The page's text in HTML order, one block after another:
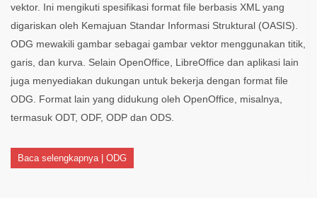
vektor. Ini mengikuti spesifikasi format file berbasis XML yang
digariskan oleh Kemajuan Standar Informasi Struktural (OASIS).
ODG mewakili gambar sebagai gambar vektor menggunakan titik,
garis, dan kurva. Selain OpenOffice, LibreOffice dan aplikasi lain
juga menyediakan dukungan untuk bekerja dengan format file
ODG. Format lain yang didukung oleh OpenOffice, misalnya,
termasuk ODT, ODF, ODP dan ODS.
Baca selengkapnya | ODG